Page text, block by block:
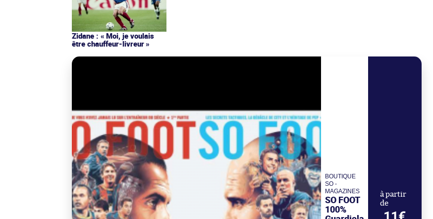
Zidane : « Moi, je voulais
être chauffeur-livreur »
BOUTIQUE
SO -
MAGAZINES
SO FOOT
100%
à partir
de